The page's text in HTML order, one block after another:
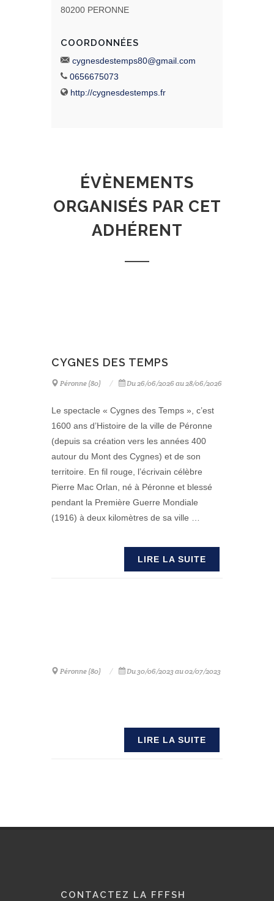
80200 PERONNE
COORDONNÉES
cygnesdestemps80@gmail.com
0656675073
http://cygnesdestemps.fr
ÉVÈNEMENTS
ORGANISÉS PAR CET
ADHÉRENT
CYGNES DES TEMPS
Péronne (80) Du 26/06/2026 au 28/06/2026
Le spectacle « Cygnes des Temps », c’est
1600 ans d’Histoire de la ville de Péronne
(depuis sa création vers les années 400
autour du Mont des Cygnes) et de son
territoire. En fil rouge, l’écrivain célèbre
Pierre Mac Orlan, né à Péronne et blessé
pendant la Première Guerre Mondiale
(1916) à deux kilomètres de sa ville …
LIRE LA SUITE
Péronne (80) Du 30/06/2023 au 02/07/2023
LIRE LA SUITE
CONTACTEZ LA FFFSH